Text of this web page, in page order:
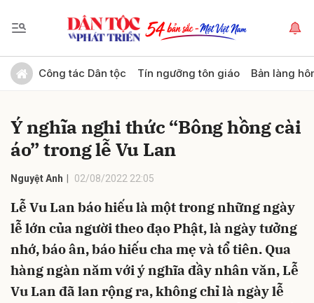
Công tác Dân tộc Tín ngưỡng tôn giáo Bản làng
Ý nghĩa nghi thức “Bông hồng cài
áo” trong lễ Vu Lan
Nguyệt Anh 02/08/2022 22:05
Lễ Vu Lan báo hiếu là một trong những ngày
lễ lớn của người theo đạo Phật, là ngày tưởng
nhớ, báo ân, báo hiếu cha mẹ và tổ tiên. Qua
hàng ngàn năm với ý nghĩa đầy nhân văn, Lễ
Vu Lan đã lan rộng ra, không chỉ là ngày lễ
Gửi bình luận
Hủy Gửi